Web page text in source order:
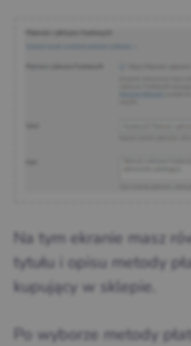
Na tym ekranie masz
tytułu i opisu metody
kupujący w sklepie.
Po wyborze metody